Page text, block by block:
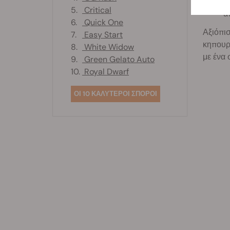
με ένα
5.
Critical
6.
Quick One
7.
Easy Start
8.
White Widow
9.
Green Gelato Auto
10. Royal Dwarf
ΟΙ 10 ΚΑΛΥΤΕΡΟΙ ΣΠΟΡΟΙ